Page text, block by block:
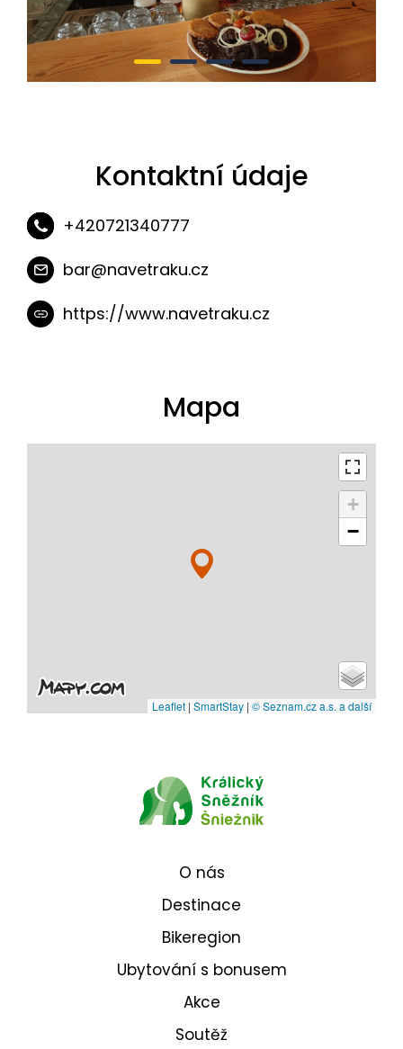
Kontaktní údaje
+420721340777
bar@navetraku.cz
https://www.navetraku.cz
Mapa
+
−
Leaflet | SmartStay | © Seznam.cz a.s. a další
O nás
Destinace
Bikeregion
Ubytování s bonusem
Akce
Soutěž